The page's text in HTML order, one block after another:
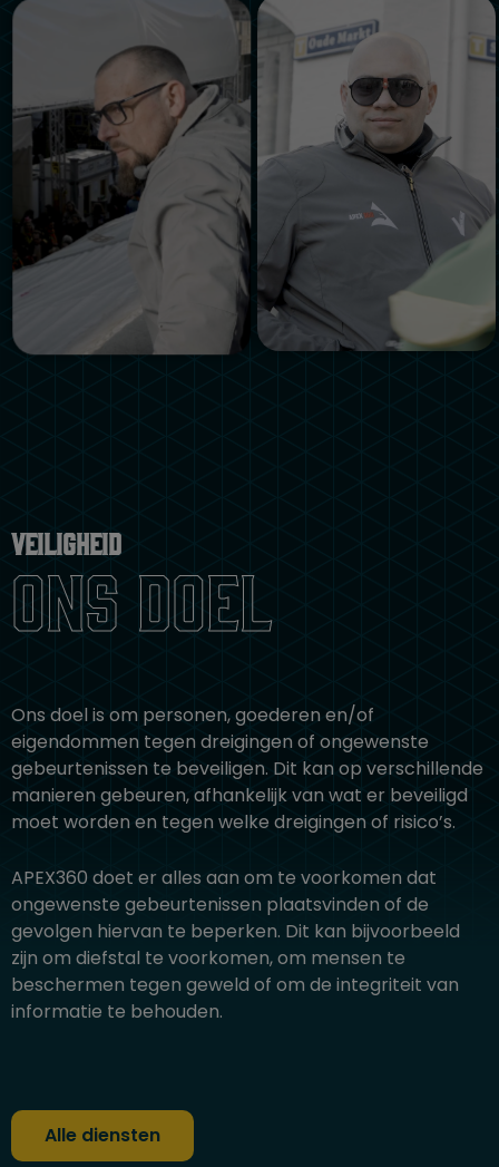
Veiligheid
ons doel
Ons doel is om personen, goederen en/of
eigendommen tegen dreigingen of ongewenste
gebeurtenissen te beveiligen. Dit kan op verschillende
manieren gebeuren, afhankelijk van wat er beveiligd
moet worden en tegen welke dreigingen of risico’s.
APEX360 doet er alles aan om te voorkomen dat
ongewenste gebeurtenissen plaatsvinden of de
gevolgen hiervan te beperken. Dit kan bijvoorbeeld
zijn om diefstal te voorkomen, om mensen te
beschermen tegen geweld of om de integriteit van
informatie te behouden.
Alle diensten